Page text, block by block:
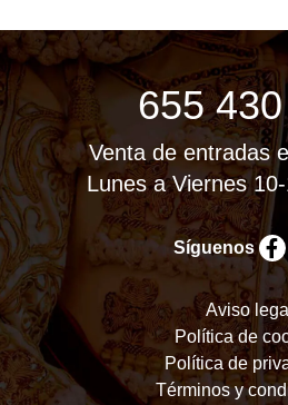
655
Venta de entradas
Lunes a Viernes
Síguenos
Aviso
Política de
Política de
Términos y